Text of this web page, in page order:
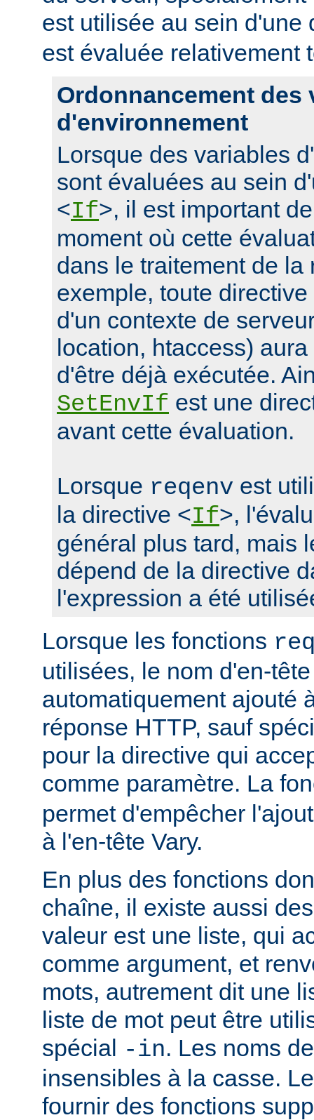
est utilisée au sein d'une
est évaluée relativement
Ordonnancement des
d'environnement
Lorsque des variables
sont évaluées au sein
<If>, il est important
moment où cette
dans le traitement de la
exemple, toute
d'un contexte de
location, htaccess)
d'être déjà exécutée.
SetEnvIf est une
avant cette évaluation.
Lorsque reqenv est
la directive <If>,
général plus tard, mais
dépend de la directive
l'expression a été
Lorsque les fonctions
utilisées, le nom d'en-
automatiquement ajouté
réponse HTTP, sauf
pour la directive qui
comme paramètre. La
permet d'empêcher
à l'en-tête Vary.
En plus des fonctions
chaîne, il existe aussi
valeur est une liste, qui
comme argument, et
mots, autrement dit une
liste de mot peut être
spécial -in. Les noms
insensibles à la casse.
fournir des fonctions